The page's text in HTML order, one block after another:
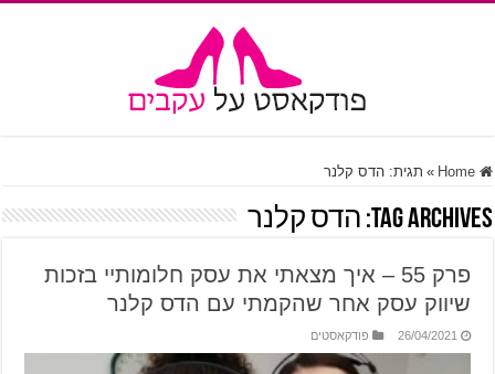
Home
» תגית:הדס קלנר
Tag Archives: הדס קלנר
פרק 55 – איך מצאתי את עסק חלומותיי בזכות
שיווק עסק אחר שהקמתי עם הדס קלנר
26/04/2021 פודקאסטים